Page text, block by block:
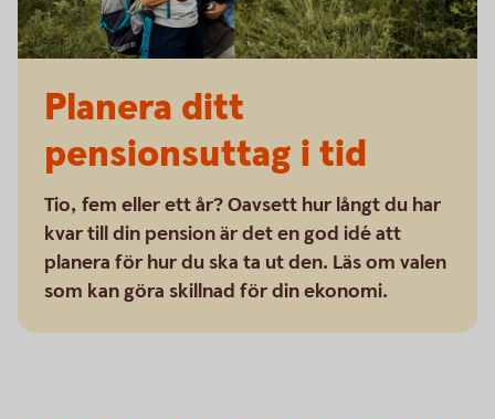
Planera ditt
pensionsuttag i tid
Tio, fem eller ett år? Oavsett hur långt du har
kvar till din pension är det en god idé att
planera för hur du ska ta ut den. Läs om valen
som kan göra skillnad för din ekonomi.